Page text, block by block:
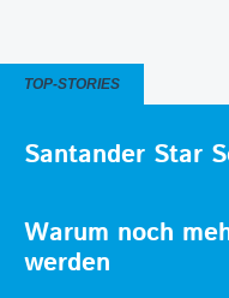
TOP-STORIES
Santander Star
Warum noch
werden